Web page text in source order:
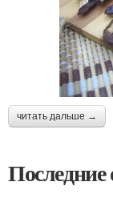
читать дальше →
Последние